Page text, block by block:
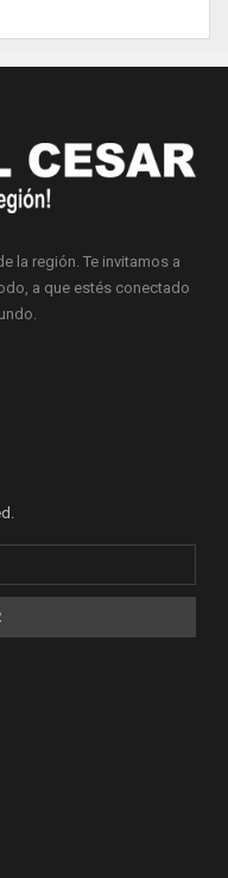
la región. Te invitamos a
a que estés conectado